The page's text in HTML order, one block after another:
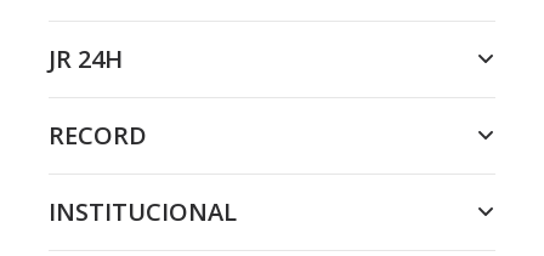
JR 24H
RECORD
INSTITUCIONAL